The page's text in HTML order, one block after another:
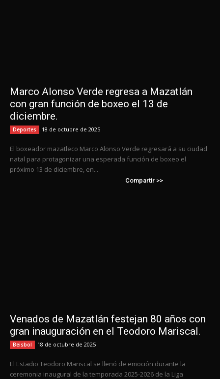
Marco Alonso Verde regresa a Mazatlán
con gran función de boxeo el 13 de
diciembre.
Deportes 18 de octubre de 2025
El boxeador mazatleco Marco Alonso Verde regresará a su ciudad
natal para protagonizar una esperada función de boxeo el
próximo 13 de diciembre, en...
Compartir >>
Venados de Mazatlán festejan 80 años con
gran inauguración en el Teodoro Mariscal.
Beisbol 18 de octubre de 2025
El Estadio Teodoro Mariscal se llenó de emoción durante la
ceremonia inaugural de la temporada 2025-2026 de la Liga